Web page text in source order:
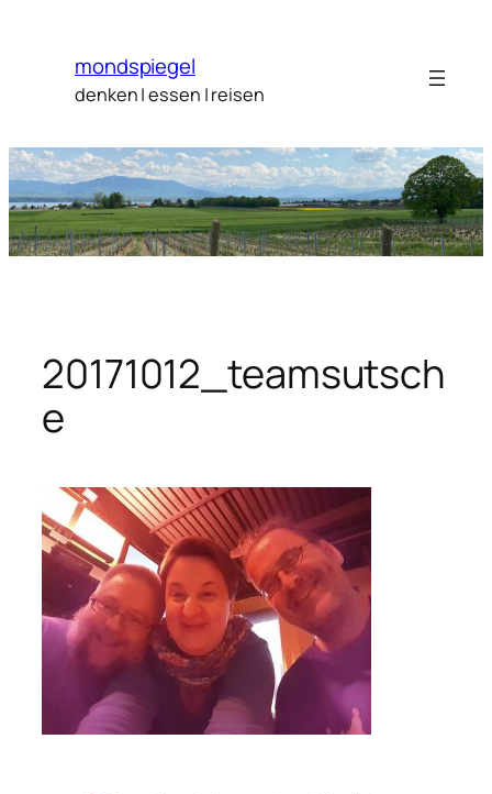
springen
mondspiegel
denken | essen | reisen
20171012_teamsutsch
e